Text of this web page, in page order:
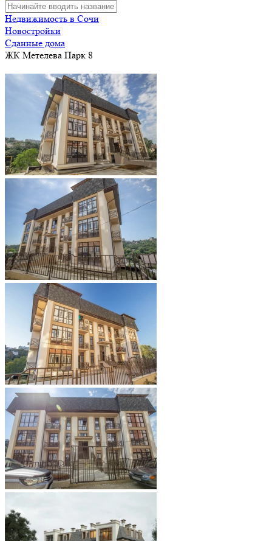
Недвижимость в Сочи
Новостройки
Сданные дома
ЖК Метелева Парк 8